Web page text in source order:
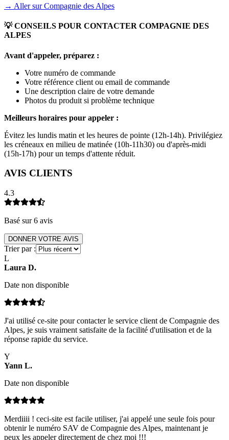
→ Aller surCompagnie des Alpes
💡 CONSEILS POUR CONTACTER COMPAGNIE DES
ALPES
Avant d'appeler, préparez :
Votre numéro de commande
Votre référence client ou email de commande
Une description claire de votre demande
Photos du produit si problème technique
Meilleurs horaires pour appeler :
Évitez les lundis matin et les heures de pointe (12h-14h). Privilégiez
les créneaux en milieu de matinée (10h-11h30) ou d'après-midi
(15h-17h) pour un temps d'attente réduit.
AVIS CLIENTS
4.3
Basé sur6 avis
DONNER VOTRE AVIS
Trier par :
L
Laura D.
Date non disponible
J'ai utilisé ce-site pour contacter le service client de Compagnie des
Alpes, je suis vraiment satisfaite de la facilité d'utilisation et de la
réponse rapide du service.
Y
Yann L.
Date non disponible
Merdiiii ! ceci-site est facile utiliser, j'ai appelé une seule fois pour
obtenir le numéro SAV de Compagnie des Alpes, maintenant je
peux les appeler directement de chez moi !!!